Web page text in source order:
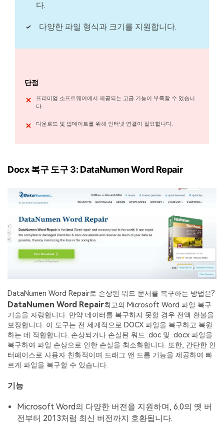
다.
다양한 파일 형식과 크기를 지원합니다.
단점
프리미엄 소프트웨어에서 제공되는 고급 기능이 부족할 수 있습니
다.
다운로드 및 업데이트를 위해 인터넷 연결이 필요합니다.
Docx 복구 도구 3: DataNumen Word Repair
DataNumen Word Repair로 손상된 워드 문서를 복구하는 방법은?
DataNumen Word Repair최고의 Microsoft Word 파일 복구
기술을 자랑합니다. 만약 데이터를 복구하지 못할 경우 전액 환불을
보장합니다. 이 도구는 전 세계적으로 DOCX 파일을 복구하고 복원
하는 데 적합합니다. 손상되거나 손실된 워드 .doc 및 .docx 파일을
복구하여 파일 손상으로 인한 손실을 최소화합니다. 또한, 간단한 인
터페이스로 사용자 친화적이며 드래그 앤 드롭 기능을 제공하여 빠
르게 파일을 복구할 수 있습니다.
기능
Microsoft Word의 다양한 버전을 지원하며, 6.0의 옛 버
전부터 2013처럼 최신 버전까지 호환됩니다.